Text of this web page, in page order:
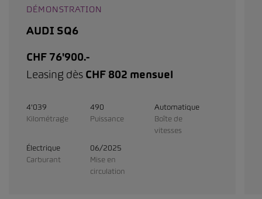
DÉMONSTRATION
AUDI SQ6
CHF 76'900.-
Leasing dès CHF 802 mensuel
4'039
Kilométrage
490
Puissance
Automatique
Boîte de
vitesses
Électrique
Carburant
06/2025
Mise en
circulation